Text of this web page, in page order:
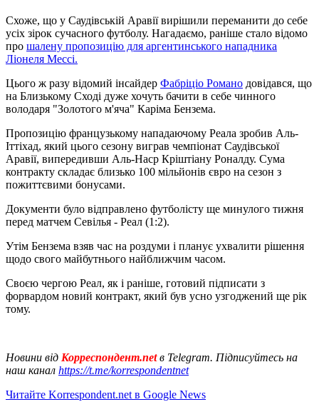
Схоже, що у Саудівській Аравії вирішили переманити до себе
усіх зірок сучасного футболу. Нагадаємо, раніше стало відомо
про шалену пропозицію для аргентинського нападника
Ліонеля Мессі.
Цього ж разу відомий інсайдер Фабріціо Романо довідався, що
на Близькому Сході дуже хочуть бачити в себе чинного
володаря "Золотого м'яча" Каріма Бензема.
Пропозицію французькому нападаючому Реала зробив Аль-
Іттіхад, який цього сезону виграв чемпіонат Саудівської
Аравії, випередивши Аль-Наср Кріштіану Роналду. Сума
контракту складає близько 100 мільйонів євро на сезон з
пожиттєвими бонусами.
Документи було відправлено футболісту ще минулого тижня
перед матчем Севілья - Реал (1:2).
Утім Бензема взяв час на роздуми і планує ухвалити рішення
щодо свого майбутнього найближчим часом.
Своєю чергою Реал, як і раніше, готовий підписати з
форвардом новий контракт, який був усно узгоджений ще рік
тому.
Новини від Корреспондент.netв Telegram. Підписуйтесь на
наш канал https://t.me/korrespondentnet
Читайте Korrespondent.net в Google News